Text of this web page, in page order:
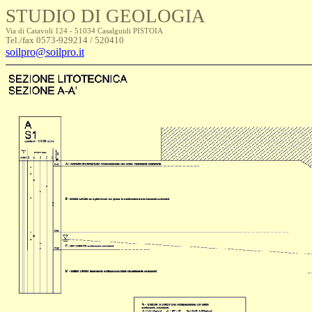
STUDIO DI GEOLOGIA
Via di Catavoli 124 - 51034 Casalguidi PISTOIA
Tel./fax 0573-929214 / 520410
soilpro@soilpro.it